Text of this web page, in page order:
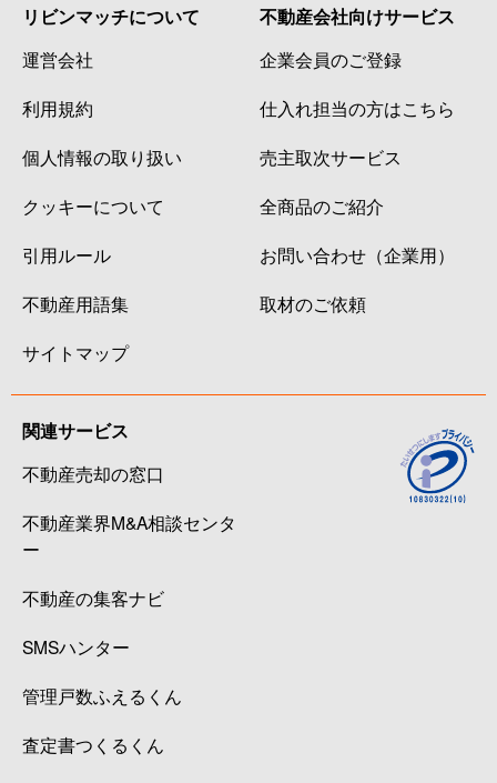
リビンマッチについて
運営会社
利用規約
個人情報の取り扱い
クッキーについて
引用ルール
不動産用語集
サイトマップ
不動産会社向けサービス
企業会員のご登録
仕入れ担当の方はこちら
売主取次サービス
全商品のご紹介
お問い合わせ（企業用）
取材のご依頼
関連サービス
不動産売却の窓口
不動産業界M&A相談センタ
ー
不動産の集客ナビ
SMSハンター
管理戸数ふえるくん
査定書つくるくん